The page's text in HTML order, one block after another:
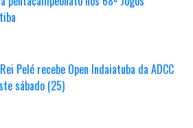
Pelé recebe Open Indaiatuba da ADCC
sábado (25)